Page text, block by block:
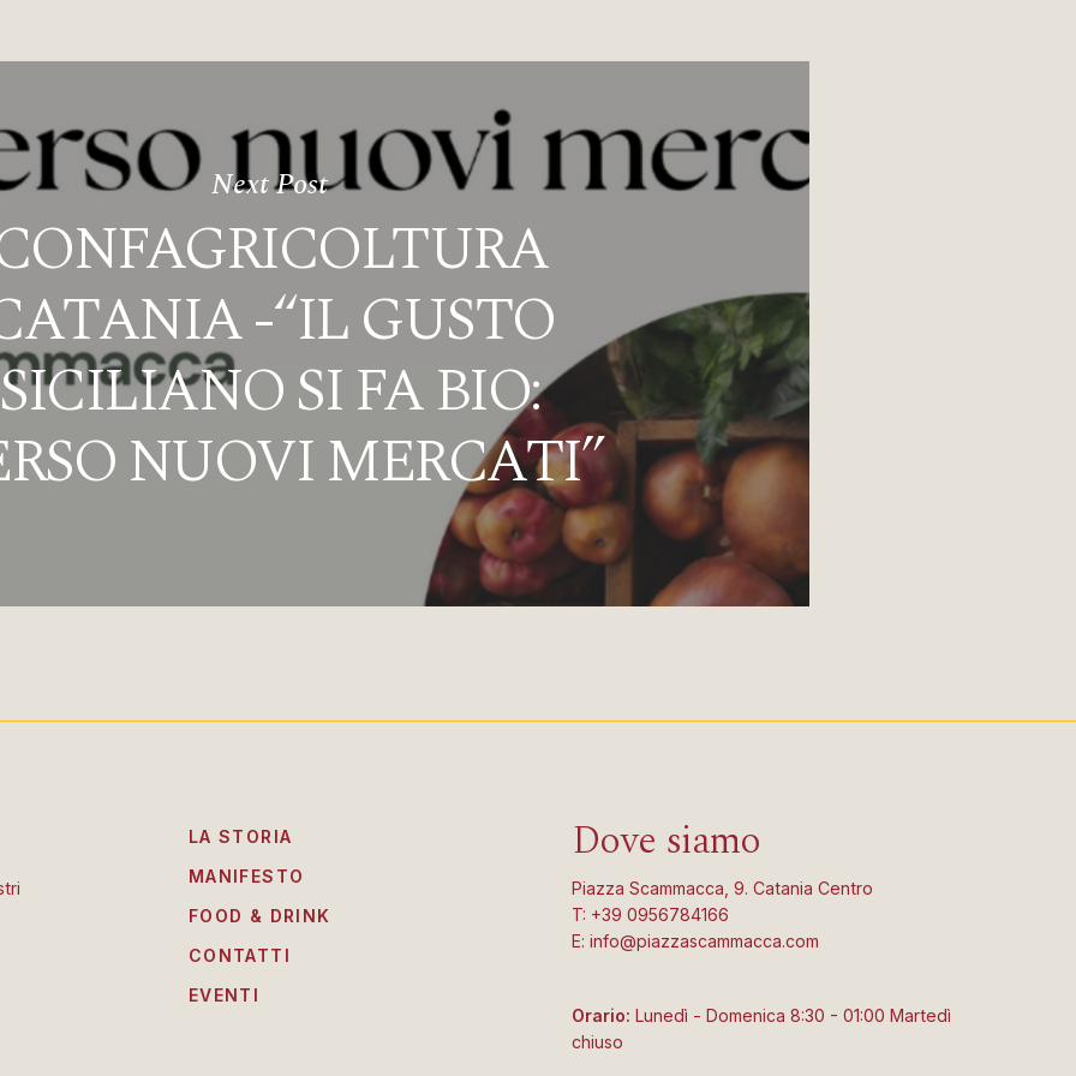
Next Post
-“IL GUSTO
SICILIANO SI FA BIO:
NUOVI MERCATI”
LA STORIA
MANIFESTO
FOOD & DRINK
CONTATTI
EVENTI
Dove siamo
Piazza Scammacca, 9. Catania Centro
T: +39 0956784166
E: info@piazzascammacca.com
Orario: Lunedì - Domenica 8:30 - 01:00 Martedì
chiuso